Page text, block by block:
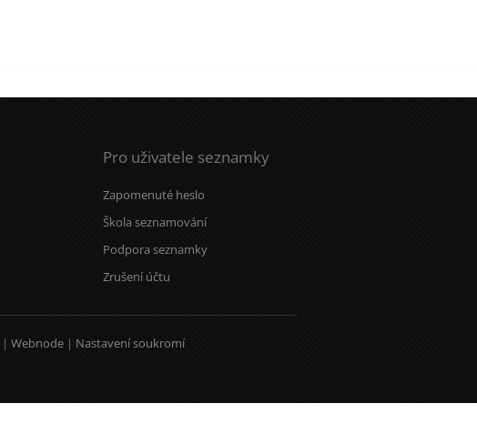
Pro uživatele seznamky
Zapomenuté heslo
Škola seznamování
Podpora seznamky
Zrušení účtu
| Webnode | Nastavení soukromí